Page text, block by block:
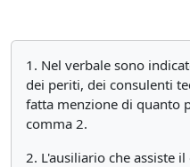
1. Nel verbale sono
dei periti, dei consulenti
fatta menzione di quanto
comma 2.
2. L'ausiliario che assiste